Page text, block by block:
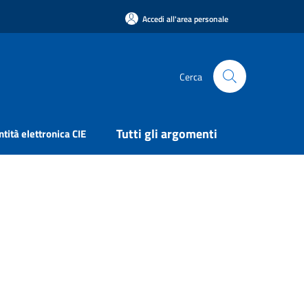
Accedi all'area personale
Cerca
elettronica CIE Tutti gli argomenti